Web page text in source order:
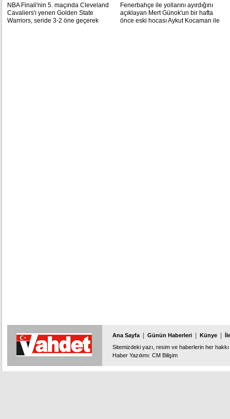
NBA Finali'nin 5. maçında Cleveland
Cavaliers'ı yenen Golden State
Warriors, seride 3-2 öne geçerek
Fenerbahçe ile yollarını ayırdığını
açıklayan Mert Günok'un bir hafta
önce eski hocası Aykut Kocaman ile
Ana Sayfa Günün Haberleri Künye
Sitemizdeki yazı, resim ve haberlerin her
Haber Yazılımı: CM Bilişim